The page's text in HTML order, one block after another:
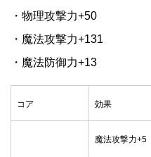
・物理攻撃力+50
・魔法攻撃力+131
・魔法防御力+13
コア 効果
魔法攻撃力+5